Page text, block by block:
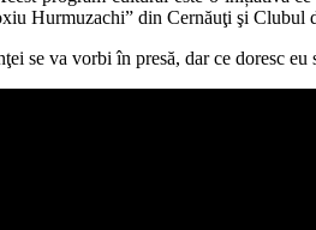
Hurmuzachi” din Cernăuţi şi Clubul
se va vorbi în presă, dar ce doresc